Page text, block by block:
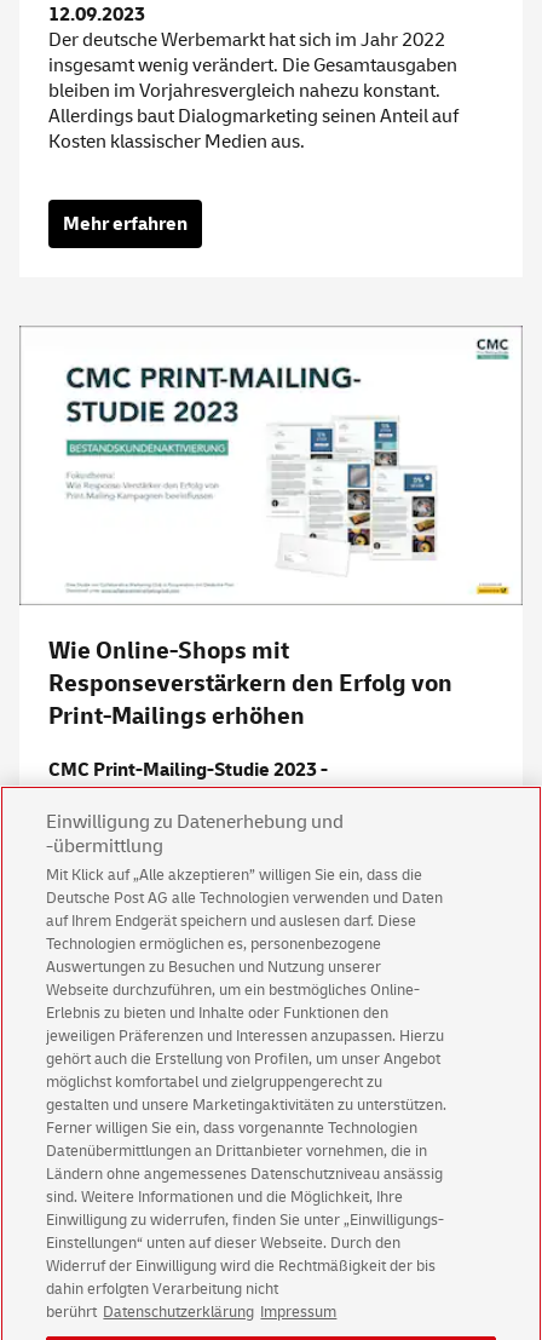
12.09.2023
Der deutsche Werbemarkt hat sich im Jahr 2022
insgesamt wenig verändert. Die Gesamtausgaben
bleiben im Vorjahresvergleich nahezu konstant.
Allerdings baut Dialogmarketing seinen Anteil auf
Kosten klassischer Medien aus.
Mehr erfahren
Wie Online-Shops mit
Responseverstärkern den Erfolg von
Print-Mailings erhöhen
CMC Print-Mailing-Studie 2023 -
Bestandskundenaktivierung
08.05.2023
Mit durchdachten Gutschein-Varianten erhöhen
Online-Shops die Conversion Rate von Print-Mailings
signifikant. Das belegt die CMC Print-Mailing-Studie
2023. Bemerkenswerte Ergebnisse zeigen sich auch
bei der Analyse von QR-Code-Scans.
Mehr erfahren
CMC-Studien 2019-2022
Einwilligung zu Datenerhebung und
-übermittlung
Mit Klick auf „Alle akzeptieren” willigen Sie ein, dass die
Deutsche Post AG alle Technologien verwenden und Daten
auf Ihrem Endgerät speichern und auslesen darf. Diese
Technologien ermöglichen es, personenbezogene
Auswertungen zu Besuchen und Nutzung unserer
Webseite durchzuführen, um ein bestmögliches Online-
Erlebnis zu bieten und Inhalte oder Funktionen den
jeweiligen Präferenzen und Interessen anzupassen. Hierzu
gehört auch die Erstellung von Profilen, um unser Angebot
möglichst komfortabel und zielgruppengerecht zu
gestalten und unsere Marketingaktivitäten zu unterstützen.
Ferner willigen Sie ein, dass vorgenannte Technologien
Datenübermittlungen an Drittanbieter vornehmen, die in
Ländern ohne angemessenes Datenschutzniveau ansässig
sind. Weitere Informationen und die Möglichkeit, Ihre
Einwilligung zu widerrufen, finden Sie unter „Einwilligungs-
Einstellungen“ unten auf dieser Webseite. Durch den
Widerruf der Einwilligung wird die Rechtmäßigkeit der bis
dahin erfolgten Verarbeitung nicht
berührt Datenschutzerklärung Impressum